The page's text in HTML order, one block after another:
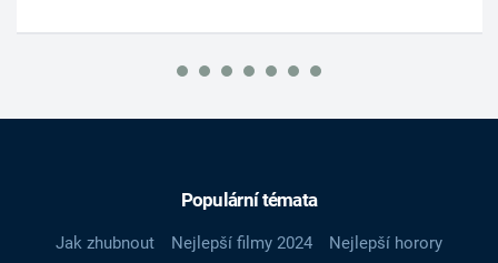
Populární témata
Jak zhubnout Nejlepší filmy 2024
Nejlepší horory